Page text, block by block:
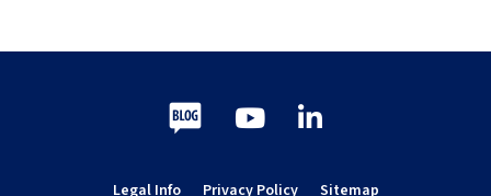
Blog Youtube
LinkedIn
Legal Info Privacy Policy Sitemap